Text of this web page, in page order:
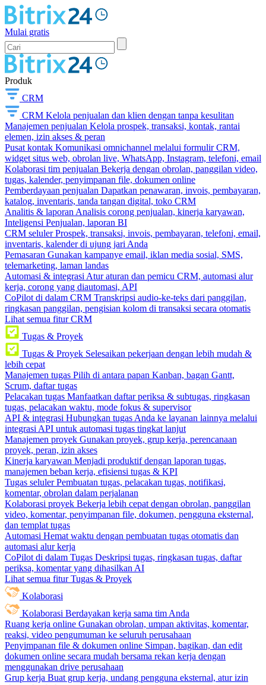
Mulai gratis
Produk
CRM
CRM Kelola penjualan dan klien dengan tanpa kesulitan
Manajemen penjualan Kelola prospek, transaksi, kontak, rantai
elemen, izin akses & peran
Pusat kontak Komunikasi omnichannel melalui formulir CRM,
widget situs web, obrolan live, WhatsApp, Instagram, telefoni, email
Kolaborasi tim penjualan Bekerja dengan obrolan, panggilan video,
tugas, kalender, penyimpanan file, dokumen online
Pemberdayaan penjualan Dapatkan penawaran, invois, pembayaran,
katalog, inventaris, tanda tangan digital, toko CRM
Analitis & laporan Analisis corong penjualan, kinerja karyawan,
Inteligensi Penjualan, laporan BI
CRM seluler Prospek, transaksi, invois, pembayaran, telefoni, email,
inventaris, kalender di ujung jari Anda
Pemasaran Gunakan kampanye email, iklan media sosial, SMS,
telemarketing, laman landas
Automasi & integrasi Atur aturan dan pemicu CRM, automasi alur
kerja, corong yang diautomasi, API
CoPilot di dalam CRM Transkripsi audio-ke-teks dari panggilan,
ringkasan panggilan, pengisian kolom di transaksi secara otomatis
Lihat semua fitur CRM
Tugas & Proyek
Tugas & Proyek Selesaikan pekerjaan dengan lebih mudah &
lebih cepat
Manajemen tugas Pilih di antara papan Kanban, bagan Gantt,
Scrum, daftar tugas
Pelacakan tugas Manfaatkan daftar periksa & subtugas, ringkasan
tugas, pelacakan waktu, mode fokus & supervisor
API & integrasi Hubungkan tugas Anda ke layanan lainnya melalui
integrasi API untuk automasi tugas tingkat lanjut
Manajemen proyek Gunakan proyek, grup kerja, perencanaan
proyek, peran, izin akses
Kinerja karyawan Menjadi produktif dengan laporan tugas,
manajemen beban kerja, efisiensi tugas & KPI
Tugas seluler Pembuatan tugas, pelacakan tugas, notifikasi,
komentar, obrolan dalam perjalanan
Kolaborasi proyek Bekerja lebih cepat dengan obrolan, panggilan
video, komentar, penyimpanan file, dokumen, pengguna eksternal,
dan templat tugas
Automasi Hemat waktu dengan pembuatan tugas otomatis dan
automasi alur kerja
CoPilot di dalam Tugas Deskripsi tugas, ringkasan tugas, daftar
periksa, komentar yang dihasilkan AI
Lihat semua fitur Tugas & Proyek
Kolaborasi
Kolaborasi Berdayakan kerja sama tim Anda
Ruang kerja online Gunakan obrolan, umpan aktivitas, komentar,
reaksi, video pengumuman ke seluruh perusahaan
Penyimpanan file & dokumen online Simpan, bagikan, dan edit
dokumen online secara mudah bersama rekan kerja dengan
menggunakan drive perusahaan
Grup kerja Buat grup kerja, undang pengguna eksternal, atur izin